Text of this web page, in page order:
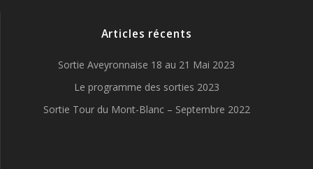
Articles récents
Sortie Aveyronnaise 18 au 21 Mai 2023
Le programme des sorties 2023
Sortie Tour du Mont-Blanc – Septembre 2022